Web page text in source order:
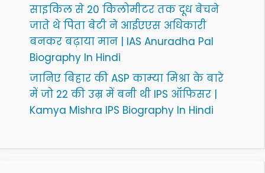
साइकिल से 20 किलोमीटर तक दूध बेचने
जाते थे पिता बेटी ने आईएएस अधिकारी
बनकर बढ़ाया मान | IAS Anuradha Pal
Biography In Hindi
जानिए बिहार की ASP काम्या मिश्रा के बारे
में जो 22 की उम्र में बनी थी IPS ऑफिसर |
Kamya Mishra IPS Biography In Hindi